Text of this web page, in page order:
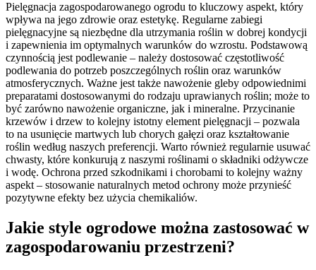
Pielęgnacja zagospodarowanego ogrodu to kluczowy aspekt, który
wpływa na jego zdrowie oraz estetykę. Regularne zabiegi
pielęgnacyjne są niezbędne dla utrzymania roślin w dobrej kondycji
i zapewnienia im optymalnych warunków do wzrostu. Podstawową
czynnością jest podlewanie – należy dostosować częstotliwość
podlewania do potrzeb poszczególnych roślin oraz warunków
atmosferycznych. Ważne jest także nawożenie gleby odpowiednimi
preparatami dostosowanymi do rodzaju uprawianych roślin; może to
być zarówno nawożenie organiczne, jak i mineralne. Przycinanie
krzewów i drzew to kolejny istotny element pielęgnacji – pozwala
to na usunięcie martwych lub chorych gałęzi oraz kształtowanie
roślin według naszych preferencji. Warto również regularnie usuwać
chwasty, które konkurują z naszymi roślinami o składniki odżywcze
i wodę. Ochrona przed szkodnikami i chorobami to kolejny ważny
aspekt – stosowanie naturalnych metod ochrony może przynieść
pozytywne efekty bez użycia chemikaliów.
Jakie style ogrodowe można zastosować w
zagospodarowaniu przestrzeni?